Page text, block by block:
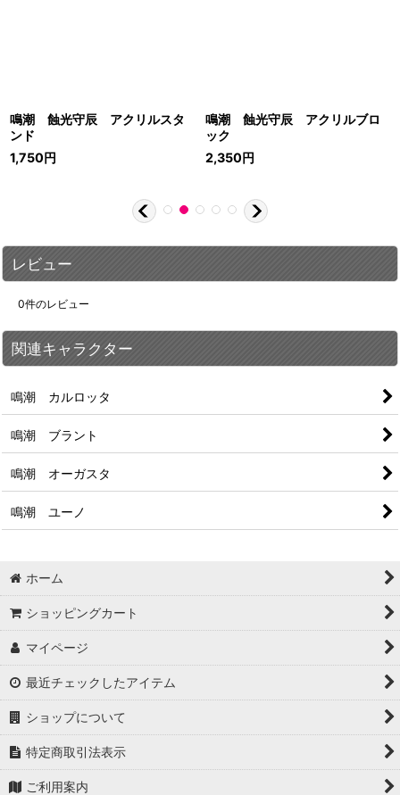
鳴潮 蝕光守辰 アクリルスタ
ンド
1,750円
鳴潮 蝕光守辰 アクリルブロ
ック
2,350円
レビュー
0件のレビュー
関連キャラクター
鳴潮 カルロッタ
鳴潮 ブラント
鳴潮 オーガスタ
鳴潮 ユーノ
ホーム
ショッピングカート
マイページ
最近チェックしたアイテム
ショップについて
特定商取引法表示
ご利用案内